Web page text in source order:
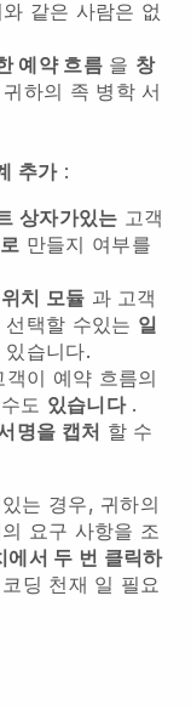
같은 사람은 없
예약 흐름 을 창
귀하의 족 병학 서
추가:
상자가있는 고객
만들지 여부를
위치 모듈 과 고객
택할 수있는 일
습니다.
이 예약 흐름의
도 있습니다.
명을 캡처 할 수
는 경우, 귀하의
요구 사항을 조
에서 두 번 클릭하
딩 천재 일 필요